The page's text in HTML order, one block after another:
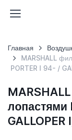
Главная
MARSHALL
PORTER I 94- /
лопастями